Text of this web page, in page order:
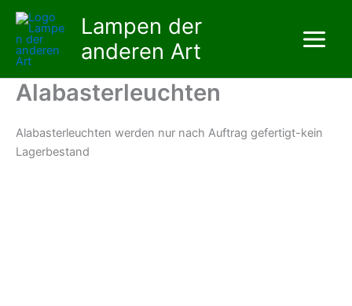
Zum
Inhalt
springen
Lampen der
anderen Art
Alabasterleuchten
Alabasterleuchten werden nur nach Auftrag gefertigt-kein
Lagerbestand